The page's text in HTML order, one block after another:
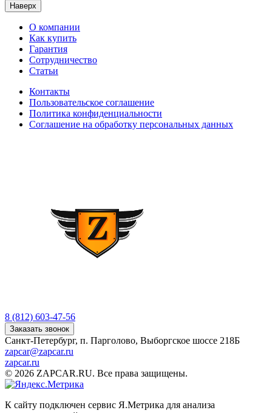
Наверх
О компании
Как купить
Гарантия
Сотрудничество
Статьи
Контакты
Пользовательское соглашение
Политика конфиденциальности
Соглашение на обработку персональных данных
8 (812) 603-47-56
Заказать звонок
Санкт-Петербург, п. Парголово, Выборгское шоссе 218Б
zapcar@zapcar.ru
zapcar.ru
© 2026 ZAPCAR.RU. Все права защищены.
К сайту подключен сервис Я.Метрика для анализа